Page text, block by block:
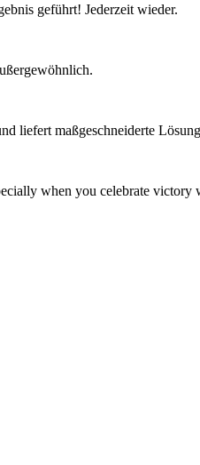
geführt! Jederzeit wieder.
liefert maßgeschneiderte
when you celebrate